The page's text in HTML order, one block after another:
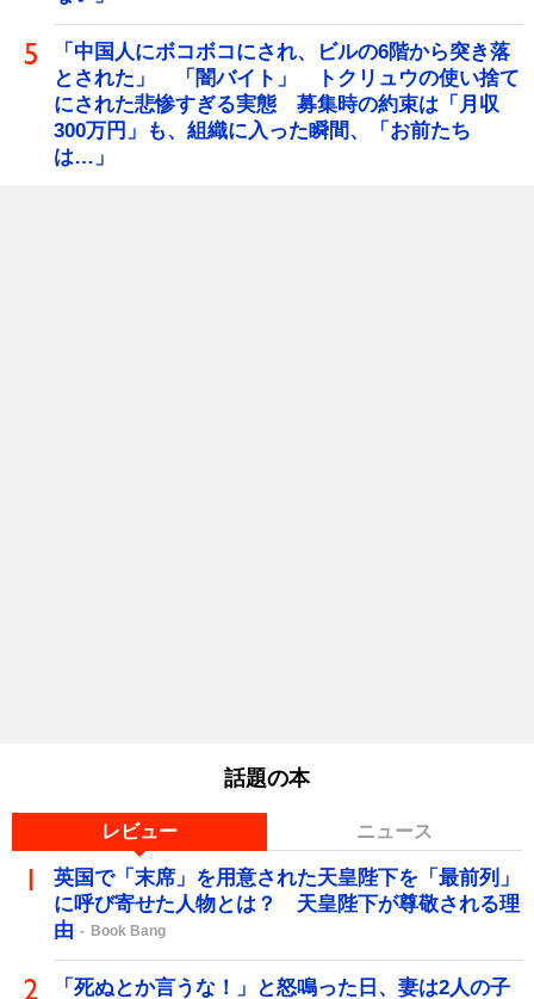
「中国人にボコボコにされ、ビルの6階から突き落
とされた」 「闇バイト」 トクリュウの使い捨て
にされた悲惨すぎる実態 募集時の約束は「月収
300万円」も、組織に入った瞬間、「お前たち
は…」
話題の本
レビュー ニュース
英国で「末席」を用意された天皇陛下を「最前列」
に呼び寄せた人物とは？ 天皇陛下が尊敬される理
由
Book Bang
「死ぬとか言うな！」と怒鳴った日、妻は2人の子